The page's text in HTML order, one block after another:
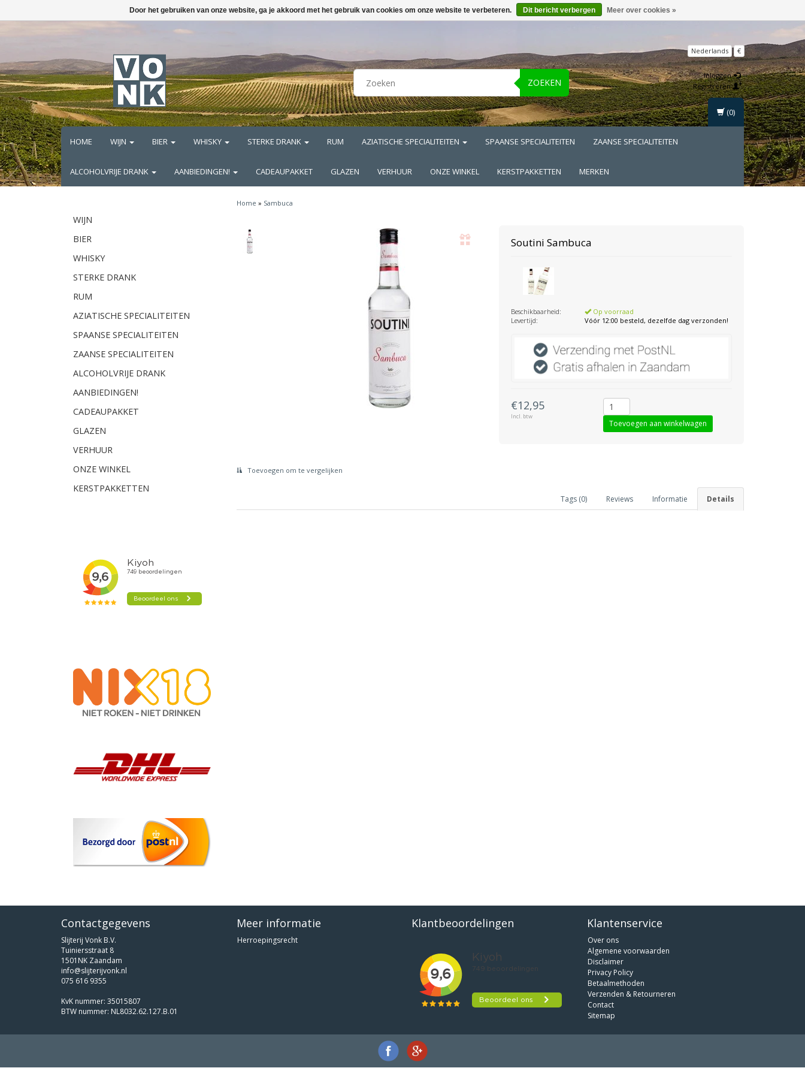
ZOEKEN
Nederlands €
Inloggen
Registreren
HOME WIJN BIER WHISKY STERKE DRANK RUM AZIATISCHE SPECIALITEITEN SPAANSE SPECIALITEITEN ZAANSE SPECIALITEITEN
ALCOHOLVRIJE DRANK AANBIEDINGEN! CADEAUPAKKET GLAZEN VERHUUR ONZE WINKEL KERSTPAKKETTEN MERKEN
(0)
WIJN
BIER
WHISKY
STERKE DRANK
RUM
AZIATISCHE SPECIALITEITEN
SPAANSE SPECIALITEITEN
ZAANSE SPECIALITEITEN
ALCOHOLVRIJE DRANK
AANBIEDINGEN!
CADEAUPAKKET
GLAZEN
VERHUUR
ONZE WINKEL
KERSTPAKKETTEN
Home » Sambuca
Soutini Sambuca
Beschikbaarheid:
Op voorraad
Levertijd:
Vóór 12:00 besteld, dezelfde dag verzonden!
€12,95
Incl. btw
Toevoegen om te vergelijken
Details
Informatie
Reviews
Tags (0)
Contactgegevens
Slijterij Vonk B.V.
Tuiniersstraat 8
1501NK Zaandam
info@slijterijvonk.nl
075 616 9355
KvK nummer: 35015807
BTW nummer: NL8032.62.127.B.01
Meer informatie
Herroepingsrecht
Klantbeoordelingen Klantenservice
Over ons
Algemene voorwaarden
Disclaimer
Privacy Policy
Betaalmethoden
Verzenden & Retourneren
Contact
Sitemap
Door het gebruiken van onze website, ga je akkoord met het gebruik van cookies om onze website te verbeteren. Dit bericht verbergen Meer over cookies »